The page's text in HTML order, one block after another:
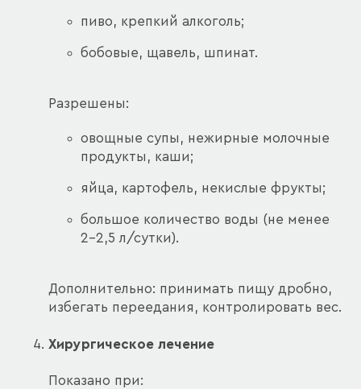
пиво, крепкий алкоголь;
бобовые, щавель, шпинат.
Разрешены:
овощные супы, нежирные молочные
продукты, каши;
яйца, картофель, некислые фрукты;
большое количество воды (не менее
2–2,5 л/сутки).
Дополнительно: принимать пищу дробно,
избегать переедания, контролировать вес.
Хирургическое лечение
Показано при: